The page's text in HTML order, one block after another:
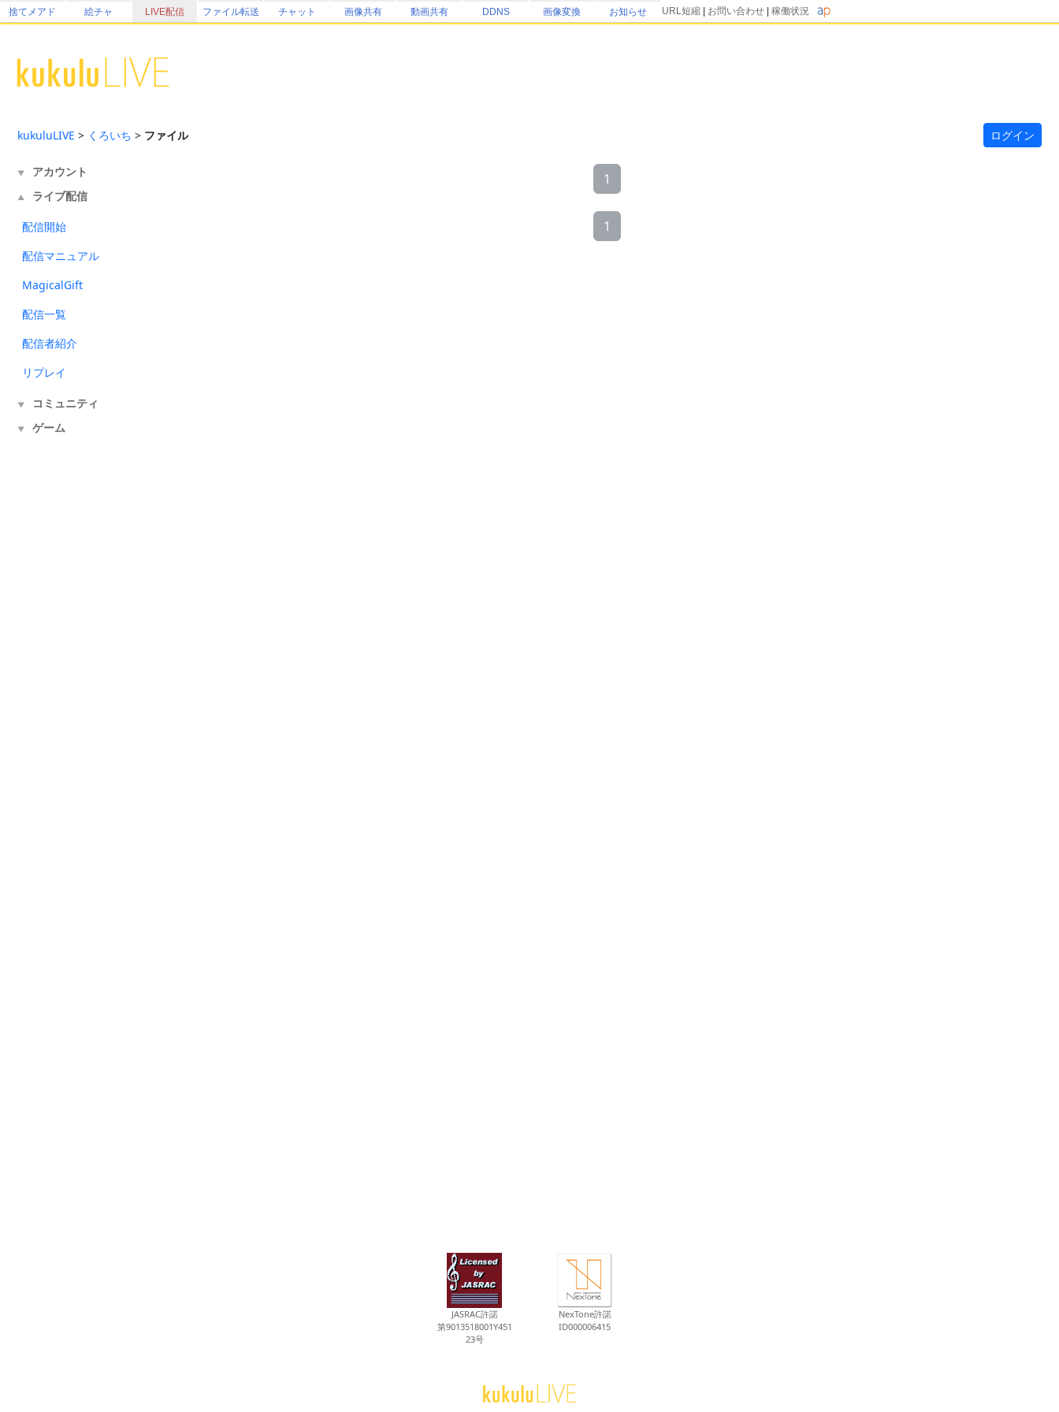
捨てメアド 絵チャ LIVE配信 ファイル転送 チャット 画像共有 動画共有 DDNS 画像変換 お知らせ URL短縮 お問い合わせ 稼働状況
kukuluLIVE > くろいち > ファイル ログイン
▼ アカウント
▲ ライブ配信
配信開始
配信マニュアル
MagicalGift
配信一覧
配信者紹介
リプレイ
▼ コミュニティ
▼ ゲーム
1
1
JASRAC許諾
第9013518001Y451
23号
NexTone許諾
ID000006415